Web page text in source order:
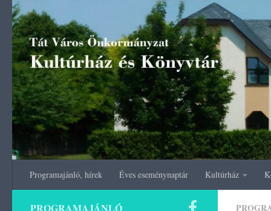
Skip to content
Programajánló, hírek Éves eseménynaptár Kultúrház
PROGRAMAJÁNLÓ